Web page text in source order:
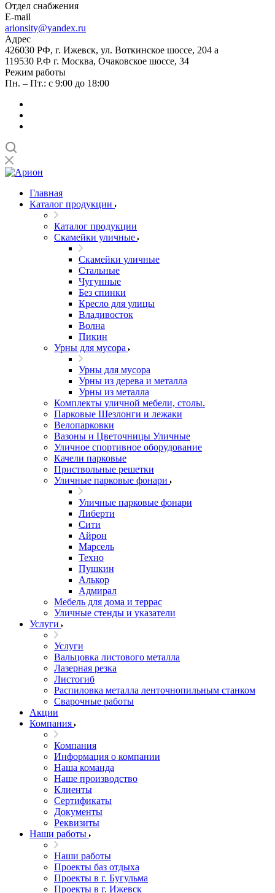
Отдел снабжения
E-mail
arionsity@yandex.ru
Адрес
426030 РФ, г. Ижевск, ул. Воткинское шоссе, 204 а
119530 Р.Ф г. Москва, Очаковское шоссе, 34
Режим работы
Пн. – Пт.: с 9:00 до 18:00
Главная
Каталог продукции
Каталог продукции
Скамейки уличные
Скамейки уличные
Стальные
Чугунные
Без спинки
Кресло для улицы
Владивосток
Волна
Пикин
Урны для мусора
Урны для мусора
Урны из дерева и металла
Урны из металла
Комплекты уличной мебели, столы.
Парковые Шезлонги и лежаки
Велопарковки
Вазоны и Цветочницы Уличные
Уличное спортивное оборудование
Качели парковые
Приствольные решетки
Уличные парковые фонари
Уличные парковые фонари
Либерти
Сити
Айрон
Марсель
Техно
Пушкин
Алькор
Адмирал
Мебель для дома и террас
Уличные стенды и указатели
Услуги
Услуги
Вальцовка листового металла
Лазерная резка
Листогиб
Распиловка металла ленточнопильным станком
Сварочные работы
Акции
Компания
Компания
Информация о компании
Наша команда
Наше производство
Клиенты
Сертификаты
Документы
Реквизиты
Наши работы
Наши работы
Проекты баз отдыха
Проекты в г. Бугульма
Проекты в г. Ижевск